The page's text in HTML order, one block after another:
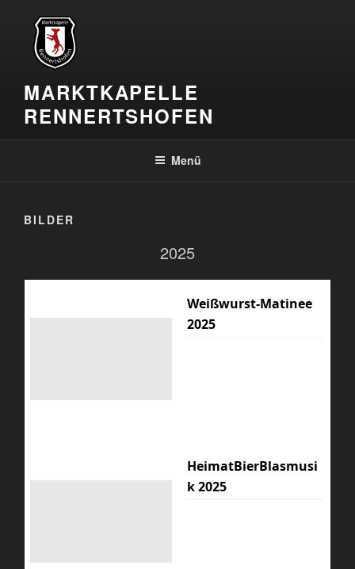
springen
MARKTKAPELLE
RENNERTSHOFEN
Menü
BILDER
2025
Weißwurst-Matinee
2025
HeimatBierBlasmusi
k 2025